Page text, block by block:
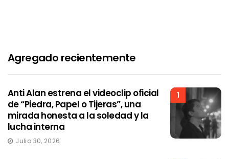
Agregado recientemente
1
Anti Alan estrena el videoclip oficial
de “Piedra, Papel o Tijeras”, una
mirada honesta a la soledad y la
lucha interna
Julio 30, 2026